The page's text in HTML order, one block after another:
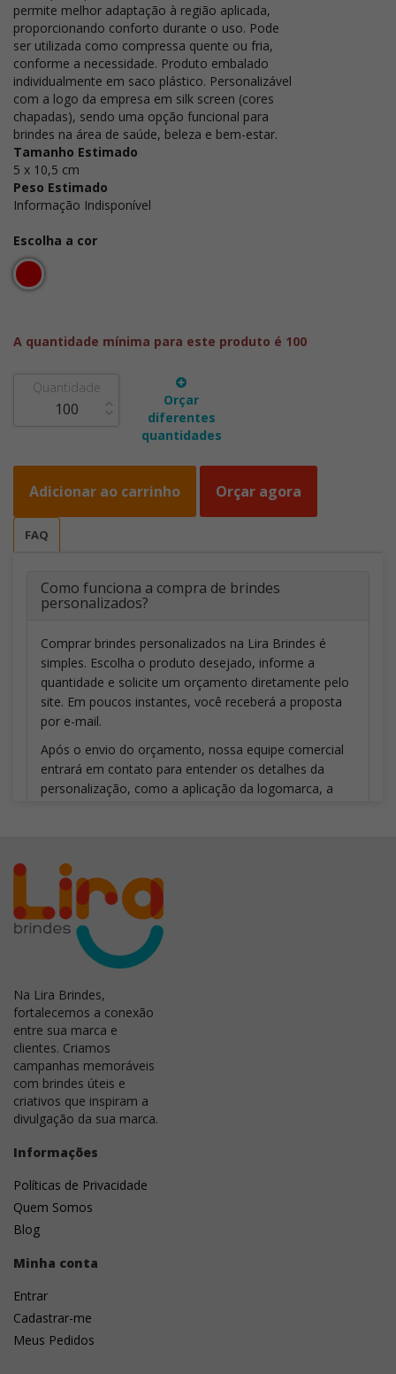
permite melhor adaptação à região aplicada,
proporcionando conforto durante o uso. Pode
ser utilizada como compressa quente ou fria,
conforme a necessidade. Produto embalado
individualmente em saco plástico. Personalizável
com a logo da empresa em silk screen (cores
chapadas), sendo uma opção funcional para
brindes na área de saúde, beleza e bem-estar.
Tamanho Estimado
5 x 10,5 cm
Peso Estimado
Informação Indisponível
Escolha a cor
A quantidade mínima para este produto é 100
Quantidade
Orçar
diferentes
quantidades
Adicionar ao carrinho Orçar agora
FAQ
Como funciona a compra de brindes
personalizados?
Comprar brindes personalizados na Lira Brindes é
simples. Escolha o produto desejado, informe a
quantidade e solicite um orçamento diretamente pelo
site. Em poucos instantes, você receberá a proposta
por e-mail.
Após o envio do orçamento, nossa equipe comercial
entrará em contato para entender os detalhes da
personalização, como a aplicação da logomarca, a
quantidade solicitada, o orçamento poderá ser
atualizado. Depois que todos os detalhes forem
definidos e aprovados, enviaremos um layout virtual
para validação. Somente após a aprovação da arte e a
confirmação do pedido a produção dos brindes é
Existe pedido mínimo?
Posso comprar apenas uma unidade?
Atendem todo o Brasil?
Posso retirar meu pedido?
Quais são as formas de pagamento?
Vocês emitem nota fiscal?
O prazo começa após a aprovação da arte?
Vocês conseguem atender grandes
Na Lira Brindes,
fortalecemos a conexão
entre sua marca e
clientes. Criamos
campanhas memoráveis
com brindes úteis e
criativos que inspiram a
divulgação da sua marca.
Informações
Políticas de Privacidade
Quem Somos
Blog
Minha conta
Entrar
Cadastrar-me
Meus Pedidos